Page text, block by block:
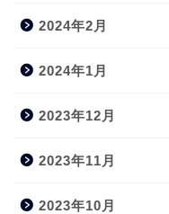
2024年2月
2024年1月
2023年12月
2023年11月
2023年10月